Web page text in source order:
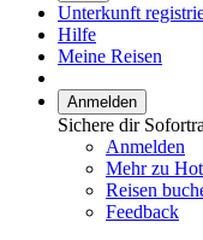
Unterkunft
Hilfe
Meine Reisen
Anmelden
Sichere dir
Anmelden
Mehr zu
Reisen
Feedback